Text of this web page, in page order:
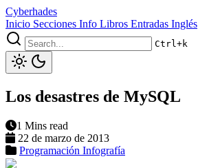
Cyberhades
Inicio Secciones Info Libros Entradas Inglés
Ctrl+k
Los desastres de MySQL
1 Mins read
22 de marzo de 2013
Programación Infografía